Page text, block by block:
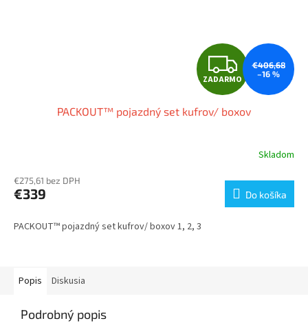
Z
A
D
R
M
ZADARMO
€406,68
–16 %
PACKOUT™ pojazdný set kufrov/ boxov
Skladom
€275,61 bez DPH
€339 Do košíka
PACKOUT™ pojazdný set kufrov/ boxov 1, 2, 3
Popis Diskusia
Podrobný popis